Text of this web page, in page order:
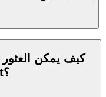
كيف يمكن
Apache Ant؟